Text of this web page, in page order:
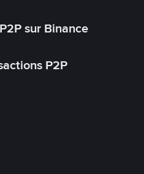
sur Binance
P2P